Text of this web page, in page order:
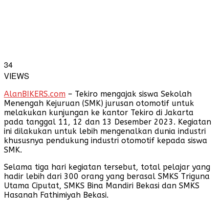
34
VIEWS
AlanBIKERS.com – Tekiro mengajak siswa Sekolah
Menengah Kejuruan (SMK) jurusan otomotif untuk
melakukan kunjungan ke kantor Tekiro di Jakarta
pada tanggal 11, 12 dan 13 Desember 2023. Kegiatan
ini dilakukan untuk lebih mengenalkan dunia industri
khususnya pendukung industri otomotif kepada siswa
SMK.
Selama tiga hari kegiatan tersebut, total pelajar yang
hadir lebih dari 300 orang yang berasal SMKS Triguna
Utama Ciputat, SMKS Bina Mandiri Bekasi dan SMKS
Hasanah Fathimiyah Bekasi.